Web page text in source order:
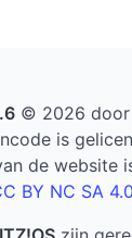
© 2026 door
is
de website
BY NC SA 4.0